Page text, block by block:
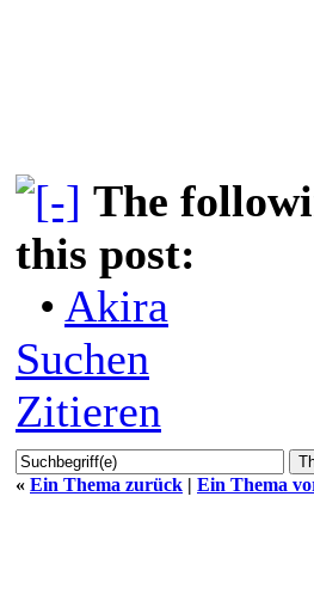
The
this post:
• Akira
Suchen
Zitieren
« Ein Thema zurück | Ein Thema